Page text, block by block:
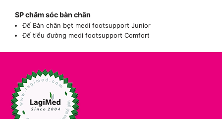
SP chăm sóc bàn chân
Đế Bàn chân bẹt medi footsupport Junior
Đế tiểu đường medi footsupport Comfort